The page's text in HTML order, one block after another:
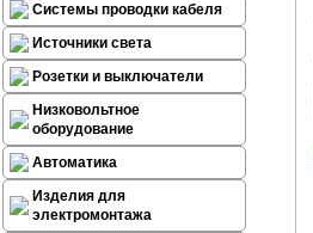
Системы проводки кабеля
Источники света
Розетки и выключатели
Низковольтное
оборудование
Автоматика
Изделия для
электромонтажа